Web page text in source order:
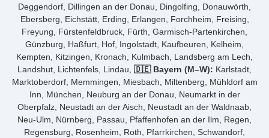
Deggendorf, Dillingen an der Donau, Dingolfing, Donauwörth,
Ebersberg, Eichstätt, Erding, Erlangen, Forchheim, Freising,
Freyung, Fürstenfeldbruck, Fürth, Garmisch-Partenkirchen,
Günzburg, Haßfurt, Hof, Ingolstadt, Kaufbeuren, Kelheim,
Kempten, Kitzingen, Kronach, Kulmbach, Landsberg am Lech,
Landshut, Lichtenfels, Lindau, 🇩🇪 Bayern (M–W): Karlstadt,
Marktoberdorf, Memmingen, Miesbach, Miltenberg, Mühldorf am
Inn, München, Neuburg an der Donau, Neumarkt in der
Oberpfalz, Neustadt an der Aisch, Neustadt an der Waldnaab,
Neu-Ulm, Nürnberg, Passau, Pfaffenhofen an der Ilm, Regen,
Regensburg, Rosenheim, Roth, Pfarrkirchen, Schwandorf,